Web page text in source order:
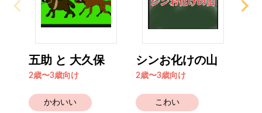
五助 と 大久保
2歳〜3歳向け
かわいい
シンお化けの山
2歳〜3歳向け
こわい